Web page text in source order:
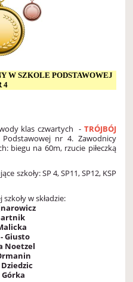
W SZKOLE PODSTAWOWEJ
4
klas czwartych - TRÓJBÓJ
nr 4. Zawodnicy
biegu na 60m, rzucie piłeczką
szkoły: SP 4, SP11, SP12, KSP
w składzie:
Giusto
Noetzel